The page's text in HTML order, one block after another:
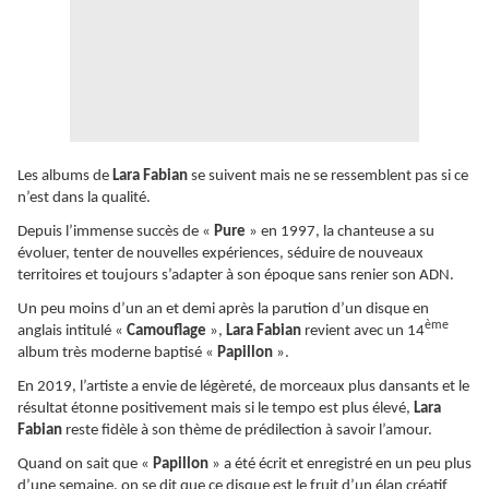
Les albums de Lara Fabian se suivent mais ne se ressemblent pas si ce
n’est dans la qualité.
Depuis l’immense succès de « Pure » en 1997, la chanteuse a su
évoluer, tenter de nouvelles expériences, séduire de nouveaux
territoires et toujours s’adapter à son époque sans renier son ADN.
Un peu moins d’un an et demi après la parution d’un disque en
anglais intitulé « Camouflage », Lara Fabian revient avec un 14ème
album très moderne baptisé « Papillon ».
En 2019, l’artiste a envie de légèreté, de morceaux plus dansants et le
résultat étonne positivement mais si le tempo est plus élevé, Lara
Fabian reste fidèle à son thème de prédilection à savoir l’amour.
Quand on sait que « Papillon » a été écrit et enregistré en un peu plus